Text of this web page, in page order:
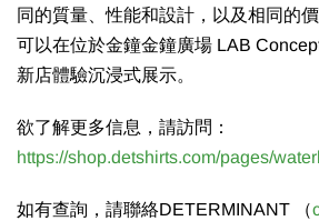
同的質量、性能和設計，以及相同的
可以在位於金鐘金鐘廣場 LAB
新店體驗沉浸式展示。
欲了解更多信息，請訪問：
https://shop.detshirts.com/pages/
如有查詢，請聯絡DETERMINANT （